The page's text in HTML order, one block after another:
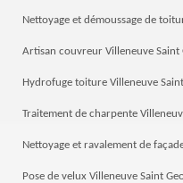
Nettoyage et démoussage de
Artisan couvreur Villeneuve Saint
Hydrofuge toiture Villeneuve
Traitement de charpente
Nettoyage et ravalement de
Pose de velux Villeneuve Saint